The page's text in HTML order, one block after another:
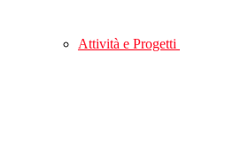
Attività e Progetti